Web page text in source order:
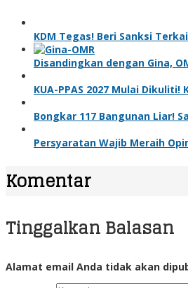
KDM Tegas! Beri Sanksi
Disandingkan dengan Gina,
KUA-PPAS 2027 Mulai
Bongkar 117 Bangunan Liar!
Persyaratan Wajib Meraih
Komentar
Tinggalkan Balasan
Alamat email Anda tidak akan